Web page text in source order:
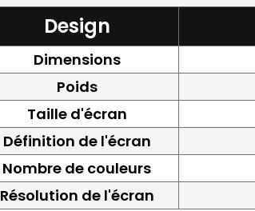
Design
Dimensions
Poids
Taille d'écran
Définition de l'écran
Nombre de couleurs
Résolution de l'écran